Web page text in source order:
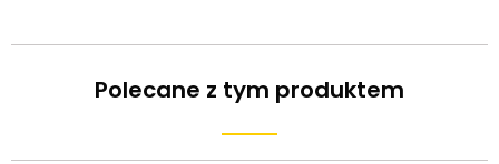
Polecane z tym produktem